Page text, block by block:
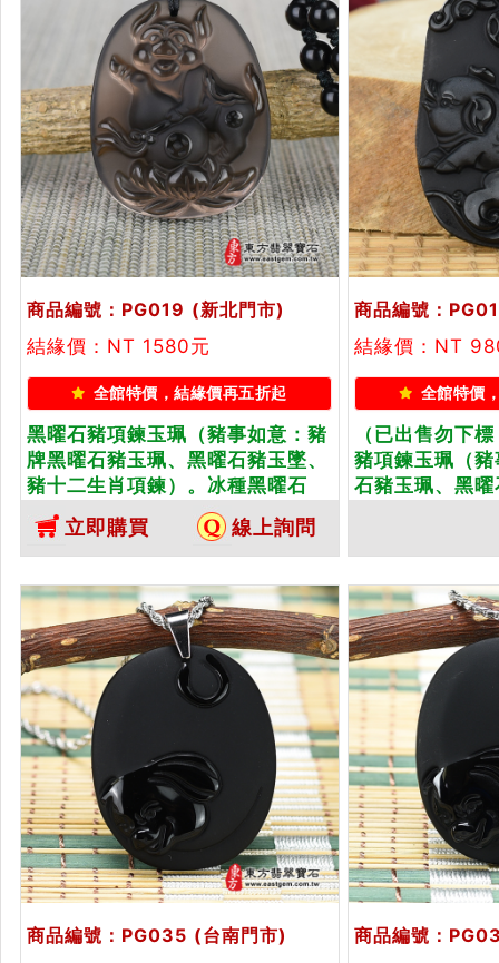
商品編號：PG019 (新北門市)
結緣價：NT 1580元
全館特價，結緣價再五折起
黑曜石豬項鍊玉珮（豬事如意：豬
牌黑曜石豬玉珮、黑曜石豬玉墜、
豬十二生肖項鍊）。冰種黑曜石
豬，PG019。客製化訂做各種黑曜
石豬吊墜玉珮項鍊。★附東方翡翠
寶石保證卡
立即購買 線上詢問
商品編號：
結緣價：NT
全館特價
（已出售勿下
豬項鍊玉珮（
石豬玉珮、黑
吊墜玉珮項鍊
保證卡
商品編號：PG035 (台南門市)
商品編號：